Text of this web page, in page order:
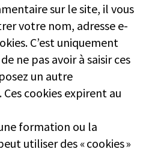
sur le site, il vous
votre nom, adresse e-
C’est uniquement
ne pas avoir à saisir ces
un autre
cookies expirent au
formation ou la
utiliser des « cookies »